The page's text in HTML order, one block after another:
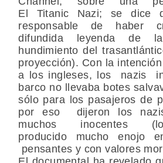
El Titanic Nazi; se dice
responsable de haber
difundida leyenda de
hundimiento del
proyección). Con la
a los ingleses, los nazis
barco no llevaba botes
sólo para los pasajeros de
por eso dijeron los
muchos inocentes
producido mucho enojo
pensantes y con valores